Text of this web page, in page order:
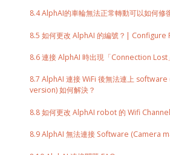
8.4 AlphAI的車輪無法正常轉動可以如何修
8.5 如何更改 AlphAI 的編號？| Configure
8.6 連接 AlphAI 時出現「Connection Lost
8.7 AlphAI 連接 WiFi 後無法連上
version) 如何解決？
8.8 如何更改 AlphAI robot 的 Wifi
8.9 AlphAI 無法連接 Software (Camera